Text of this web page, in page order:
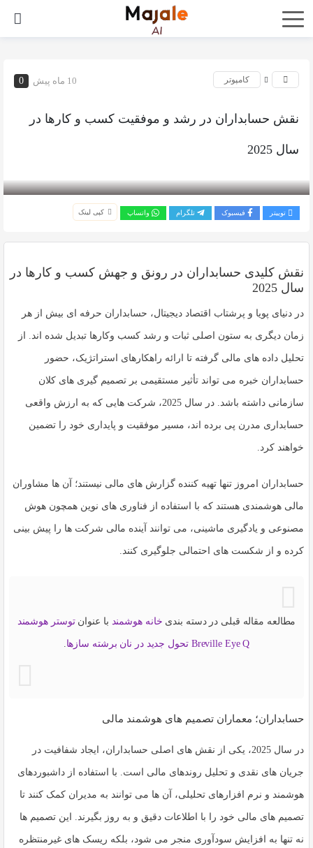
10 ماه پیش 0 کامپوتر
نقش حسابداران در رشد و موفقیت کسب و کارها در
سال 2025
توییتر فیسبوک تلگرام واتساپ کپی لینک
نقش کلیدی حسابداران در رونق و جهش کسب و کارها در
سال 2025
در دنیای پویا و پرشتاب اقتصاد دیجیتال، حسابداران حرفه ای بیش از هر
زمان دیگری به ستون اصلی ثبات و رشد کسب وکارها تبدیل شده اند. از
تحلیل داده های مالی گرفته تا ارائه راهکارهای استراتژیک، حضور
حسابداران خبره می تواند تأثیر مستقیمی بر تصمیم گیری های کلان
سازمانی داشته باشد. در سال 2025، شرکت هایی که به ارزش واقعی
حسابداری مدرن پی برده اند، مسیر موفقیت و پایداری خود را تضمین
خواهند کرد.
حسابداران امروز تنها تهیه کننده گزارش های مالی نیستند؛ آن ها مشاوران
مالی هوشمندی هستند که با استفاده از فناوری های نوین همچون هوش
مصنوعی و یادگیری ماشینی، می توانند آینده مالی شرکت ها را پیش بینی
کرده و از شکست های احتمالی جلوگیری کنند.
مطالعه مقاله قبلی در دسته بندی خانه هوشمند با عنوانتوستر هوشمند
Breville Eye Q تحول جدید در نان برشته سازها
حسابداران؛ معماران تصمیم های هوشمند مالی
در سال 2025، یکی از نقش های اصلی حسابداران، ایجاد شفافیت در
جریان های نقدی و تحلیل روندهای مالی است. با استفاده از داشبوردهای
هوشمند و نرم افزارهای تحلیلی، آن ها می توانند به مدیران کمک کنند تا
تصمیم های مالی خود را با اطلاعات دقیق و به روز بگیرند. این تصمیم ها
نه تنها به افزایش سودآوری منجر می شود، بلکه ریسک های غیرمنتظره